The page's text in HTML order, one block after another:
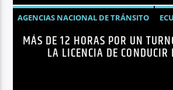
AGENCIAS NACIONAL DE TRÁNSITO
LICENCIAS
NOTICIAS
MÁS DE 12 HORAS POR UN
LA LICENCIA DE CONDUCIR